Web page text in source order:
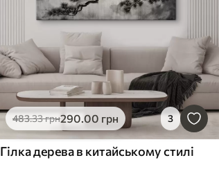
483.33грн290.00 грн 3
Гілка дерева в китайському стилі